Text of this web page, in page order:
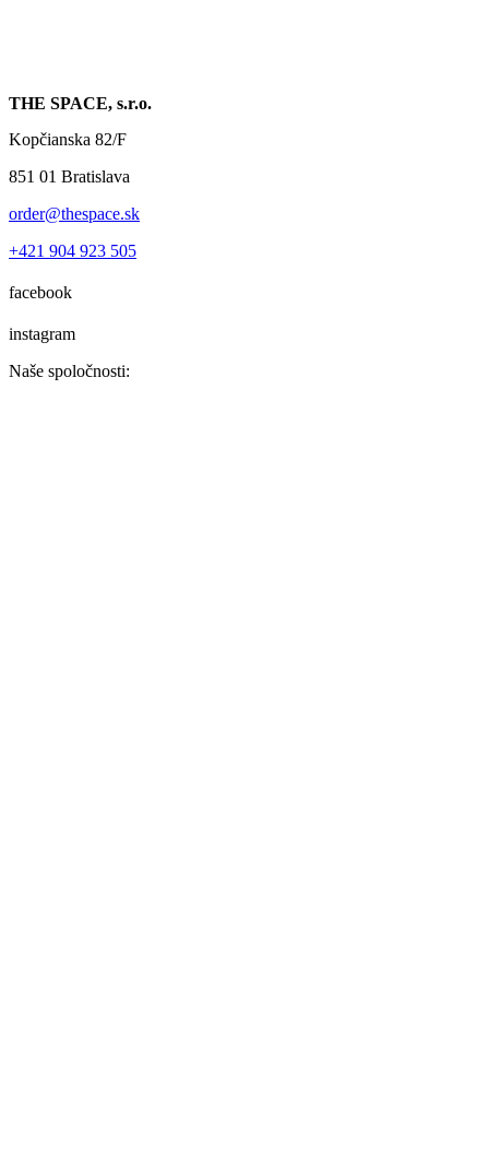
THE SPACE, s.r.o.
Kopčianska 82/F
851 01 Bratislava
order@thespace.sk
+421 904 923 505
facebook
instagram
Naše spoločnosti: